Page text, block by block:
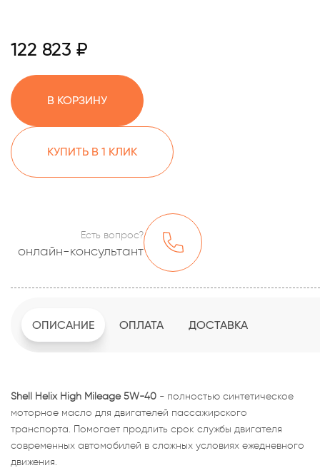
122 823 ₽
В КОРЗИНУ
КУПИТЬ В 1 КЛИК
Есть вопрос?
онлайн-консультант
ОПИСАНИЕ ОПЛАТА ДОСТАВКА
Shell Helix High Mileage 5W-40 - полностью синтетическое
моторное масло для двигателей пассажирского
транспорта. Помогает продлить срок службы двигателя
современных автомобилей в сложных условиях ежедневного
движения.